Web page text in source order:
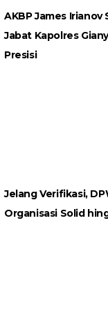
AKBP James Irianov
Jabat Kapolres
Presisi
Jelang Verifikasi,
Organisasi Solid